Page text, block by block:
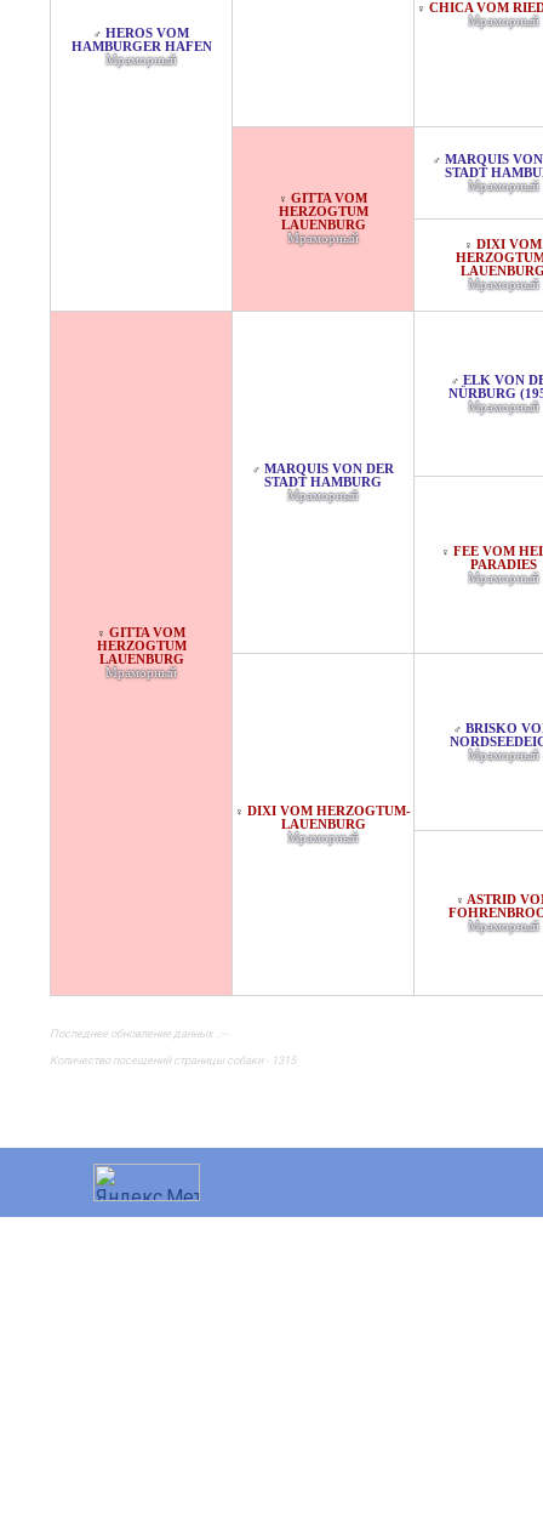
♂ HEROS VOM
HAMBURGER HAFEN
Мраморный
♀ CHICA VOM
Мраморный
♀ GITTA VOM
HERZOGTUM
LAUENBURG
Мраморный
♂ MARQUIS
STADT
Мраморный
♀ DIXI VOM
Мраморный
♀ GITTA VOM
HERZOGTUM
LAUENBURG
Мраморный
♂ MARQUIS VON DER
STADT HAMBURG
Мраморный
♂ ELK VON
NÜRBURG
Мраморный
♀ FEE VOM
PARADIES
Мраморный
♀ DIXI VOM HERZOGTUM-
LAUENBURG
Мраморный
♂ BRISKO
Мраморный
♀ ASTRID
Мраморный
Последнее обновление данных ..--
Количество посещений страницы собаки - 1315